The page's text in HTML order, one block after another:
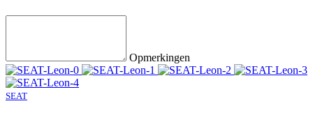
Opmerkingen
SEAT